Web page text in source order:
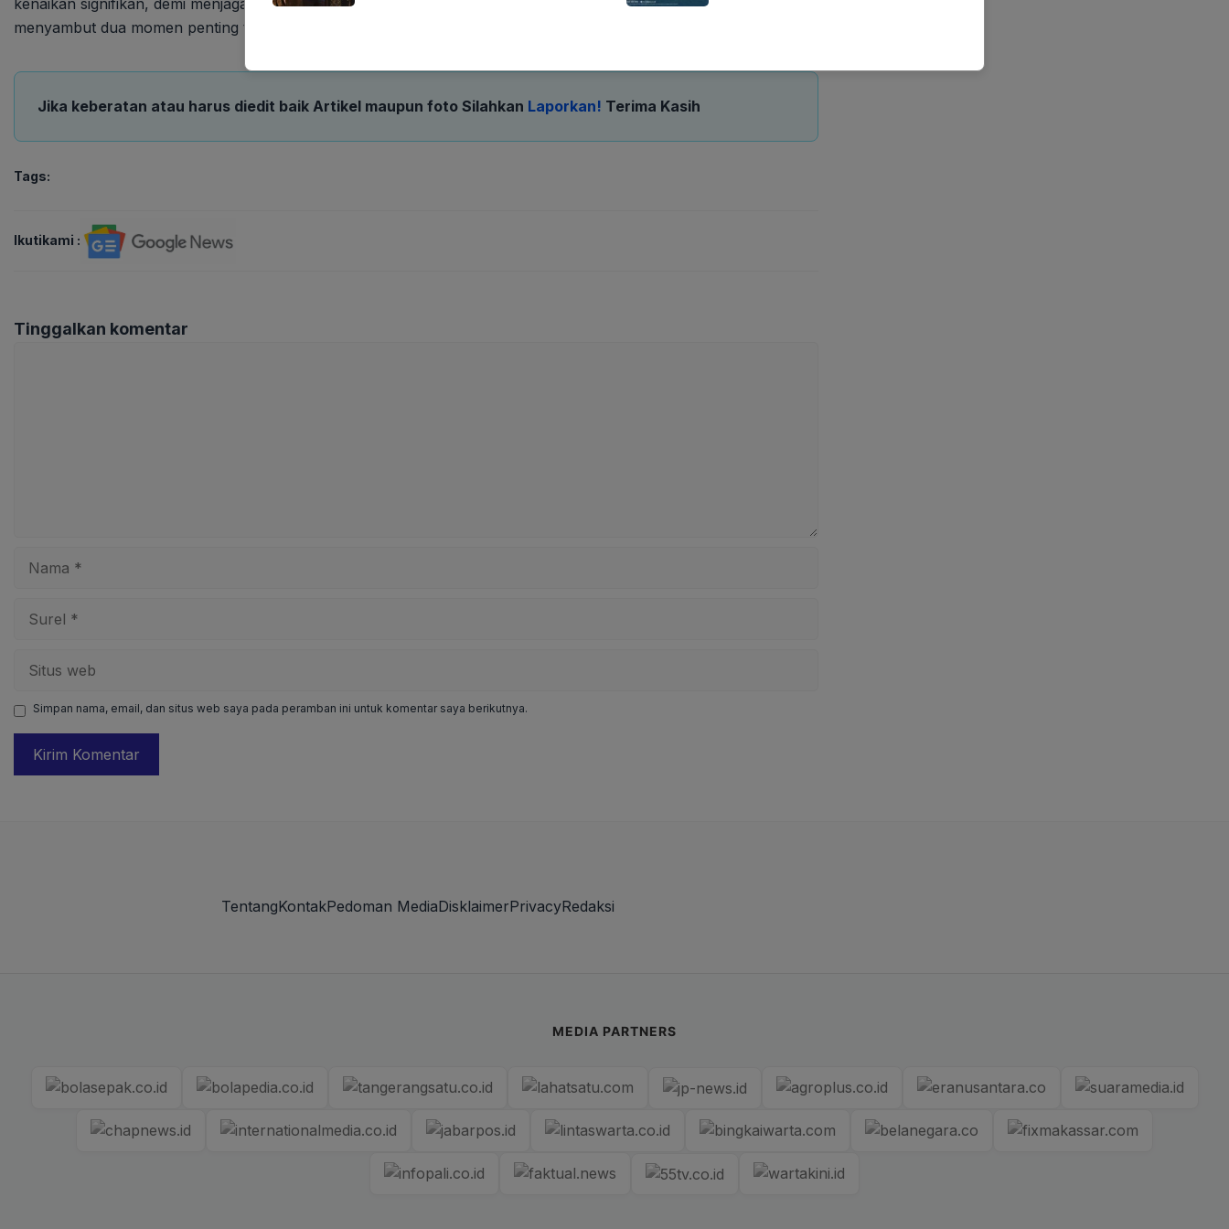
kenaikan signifikan, demi menjaga daya beli masyarakat dan stabilitas ekonomi nasional di tengah persiapan
menyambut dua momen penting tersebut.
Jika keberatan atau harus diedit baik Artikel maupun foto Silahkan Laporkan! Terima Kasih
Tags:
Ikutikami :
Tinggalkan komentar
web
Simpan nama, email, dan situs web saya pada peramban ini untuk komentar saya berikutnya.
TentangKontakPedoman MediaDisklaimerPrivacyRedaksi
MEDIA PARTNERS